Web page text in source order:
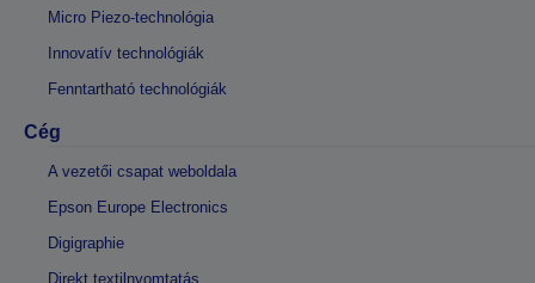
Micro Piezo-technológia
Innovatív technológiák
Fenntartható technológiák
Cég
A vezetői csapat weboldala
Epson Europe Electronics
Digigraphie
Direkt textilnyomtatás